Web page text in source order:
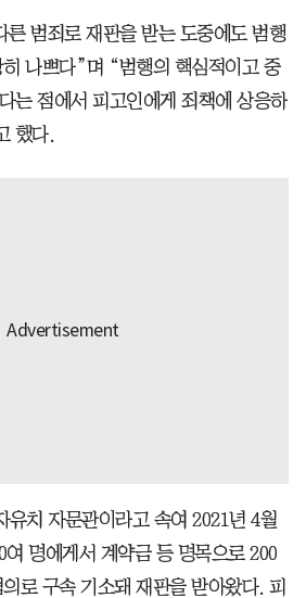
른 범죄로 재판을 받는 도중에도 범행
나쁘다”며 “범행의 핵심적이고 중
는 점에서 피고인에게 죄책에 상응하
했다.
유치 자문관이라고 속여 2021년 4월
명에게서 계약금 등 명목으로 200
로 구속 기소돼 재판을 받아왔다. 피